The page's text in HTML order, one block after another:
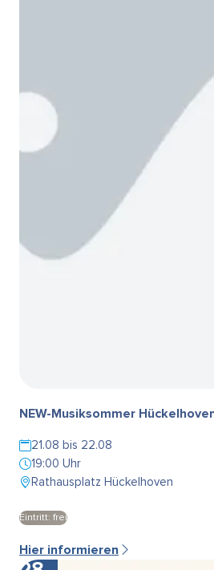
NEW-Musiksommer
21.08 bis 22.08
19:00 Uhr
Rathausplatz Hückelhoven
Eintritt: frei
Hier informieren